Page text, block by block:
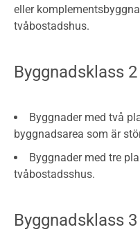
eller
tvåbostadshus.
Byggnadsklass 2
Byggnader med två
byggnadsarea som är
Byggnader med tre
tvåbostadsshus.
Byggnadsklass 3